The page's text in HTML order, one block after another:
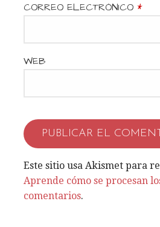
CORREO ELECTRÓNICO *
WEB
Este sitio usa Akismet para
Aprende cómo se procesan
comentarios.